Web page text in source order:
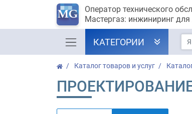
Оператор технического
Мастергаз: инжиниринг
КАТЕГОРИИ
Каталог товаров и услуг